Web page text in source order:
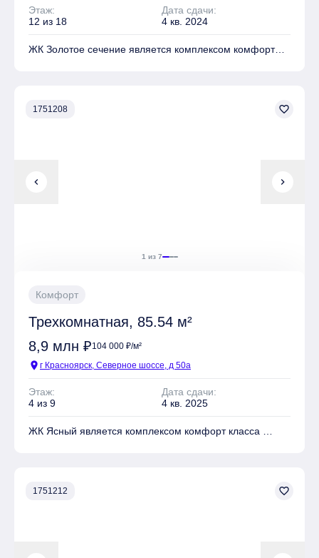
Этаж:
12 из 18
Дата сдачи:
4 кв. 2024
ЖК Золотое сечение является комплексом комфорт
площадки, Места для отдыха
chevron_left chevron_right
1 из 7
1751208 favorite_border
Комфорт
Трехкомнатная, 85.54 м²
8,9 млн ₽104 000 ₽/м²
location_on г Красноярск, Северное шоссе, д 50а
Этаж:
4 из 9
Дата сдачи:
4 кв. 2025
ЖК Ясный является комплексом комфорт класса
для отдыха
1751212 favorite_border